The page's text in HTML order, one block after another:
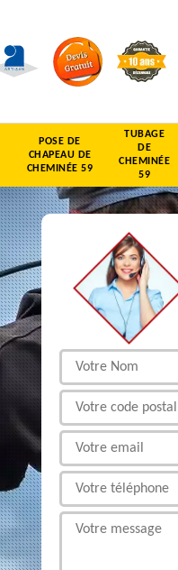
POSE DE
CHAPEAU DE
CHEMINÉE 59
TUBAGE
DE
CHEMINÉE
59